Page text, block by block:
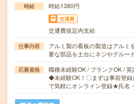
時給 時給1380円
交通費
交通費規定内支給
仕事内容
アルミ製の看板の製造はアルミ
要な部品を土台にネジやグル
応募資格
職種未経験OK / ブランクOK /
◆未経験OK！〇まずは事前登
で気軽にオンライン登録★氏名